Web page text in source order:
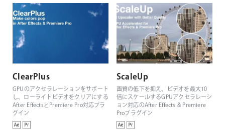
ClearPlus
GPUのアクセラレーションをサポート
し、ローライトビデオをクリアにする
After EffectsとPremiere Pro対応プラ
グイン
ScaleUp
画質の低下を抑え、ビデオを最大10
倍にスケールするGPUアクセラレーシ
ョン対応のAfter Effects & Premiere
Proプラグイン